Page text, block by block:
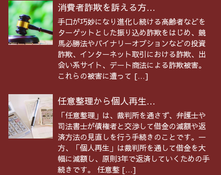
消費者詐欺を訴える方...
手口が巧妙になり進化し続ける高齢者などを
ターゲットとした振り込め詐欺をはじめ、競
馬必勝法やバイナリーオプションなどの投資
詐欺、インターネット取引における詐欺、出
会い系サイト、デート商法による詐欺被害。
これらの被害に遭って […]
任意整理から個人再生...
「任意整理」は、裁判所を通さず、弁護士や
司法書士が債権者と交渉して借金の減額や返
済方法の見直しを行う手続きのことです。一
方、「個人再生」は裁判所を通して借金を大
幅に減額し、原則3年で返済していくための手
続きです。 任意整 […]